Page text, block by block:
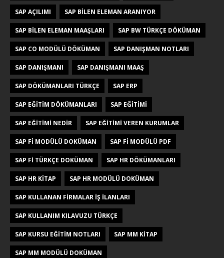
SAP AÇILIMI SAP BILEN ELEMAN ARANIYOR
SAP BILEN ELEMAN MAAŞLARI SAP BW TÜRKÇE DÖKÜMAN
SAP CO MODÜLÜ DÖKÜMAN SAP DANIŞMAN NOTLARI
SAP DANIŞMANI SAP DANIŞMANI MAAŞ
SAP DÖKÜMANLARI TÜRKÇE SAP ERP
SAP EĞITIM DÖKÜMANLARI SAP EĞITIMI
SAP EĞITIMI NEDIR SAP EĞITIMI VEREN KURUMLAR
SAP FI MODÜLÜ DOKÜMAN SAP FI MODÜLÜ PDF
SAP FI TÜRKÇE DOKÜMAN SAP HR DÖKÜMANLARI
SAP HR KITAP SAP HR MODÜLÜ DOKÜMAN
SAP KULLANAN FIRMALAR IŞ ILANLARI
SAP KULLANIM KILAVUZU TÜRKÇE
SAP KURSU EĞITIM NOTLARI SAP MM KITAP
SAP MM MODÜLÜ DOKÜMAN